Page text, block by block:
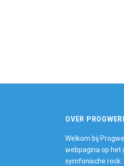
OVER
Welkom bij
webpagina op het
symfonische rock.